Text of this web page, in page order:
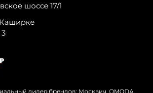
шоссе 17/1
дилер брендов: Москвич, OMODA,